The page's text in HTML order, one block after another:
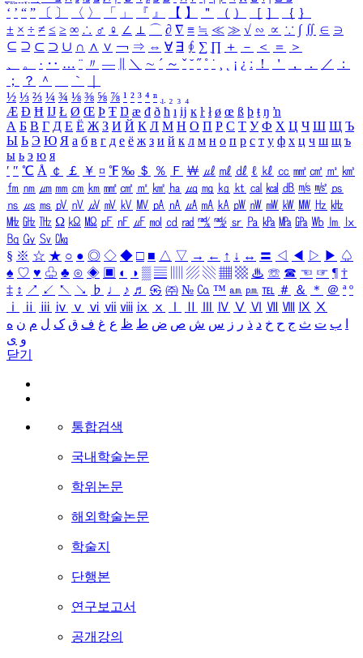
‘ ’ “ ” 〔 〕 〈 〉 「 」 『 』 【 】 ＂ （ ） ［ ］ ｛ ｝
± × ÷ ≠ ≤ ≥ ∞ ∴ ♂ ♀ ∠ ⊥ ⌒ ∂ ∇ ≡ ≒ ≪ ≫ √ ∽ ∝ ∵ ∫ ∬ ∈ ∋
⊆ ⊇ ⊂ ⊃ ∪ ∩ ∧ ∨ ￢ ⇒ ⇔ ∀ ∃ ∮ ∑ ∏ ＋ － ＜ ＝
＞
、
。 · ‥ … ¨ 〃 ― ＼ ∼ ´ ～ ˇ ˘ ˝ ˚ ˙ ¸ ¡ ¿ ː ！ ＇ ， ． ／
：
；
？ ＾ ｀
½ ⅓ ⅔ ¼ ¾ ⅛ ⅜ ⅝ ⅞ ¹ ² ³ ⁴ ⁿ ₁ ₂ ₃ ₄
Æ Ð Ħ Ĳ Ł Ø Œ Þ Ŧ Ŋ æ đ ð ħ ı ĳ ĸ ŀ ł ø œ ß þ ŧ ŋ ŉ
А Б В Г Д Е Ё Ж З И Й К Л М Н О П Р С Т У Ф Х Ц Ч Ш Щ Ъ
Ы Ь Э Ю Я а б в г д е ё ж з и й к л м н о п р с т у ф х ц ч ш щ ъ
ы ь э ю я
′ ″ ℃ Å ￠ ￡ ￥ ¤ ℉ ‰ ＄ ％ Ｆ ￦ ㎕ ㎖ ㎗ ℓ ㎘ ㏄ ㎣ ㎤ ㎥ ㎦
㎙ ㎚ ㎛ ㎜ ㎝ ㎞ ㎟ ㎠ ㎡ ㎢ ㏊ ㎍ ㎎ ㎏ ㏏ ㎈ ㎉ ㏈ ㎧ ㎨ ㎰
㎱ ㎲ ㎳ ㎴ ㎵ ㎶ ㎷ ㎸ ㎹ ㎀ ㎁ ㎂ ㎃ ㎄ ㎺ ㎻ ㎽ ㎾ ㎿ ㎐ ㎑
㎒ ㎓ ㎔ Ω ㏀ ㏁ ㎊ ㎋ ㎌ ㏖ ㏅ ㎭ ㎮ ㎯ ㏛ ㎩ ㎪ ㎫ ㎬ ㏝ ㏐
㏓
㏃ ㏉ ㏜ ㏆
§ ※ ☆ ★ ○ ● ◎ ◇ ◆ □ ■ △ ▽ → ← ↑ ↓ ↔ 〓 ◁ ◀ ▷ ▶ ♤
♠ ♡ ♥ ♧ ♣ ⊙ ◈ ▣ ◐ ◑ ▒ ▤ ▨ ▧ ▦ ▩ ♨ ☏ ☎ ☜ ☞ ¶ †
‡ ↕ ↗ ↙ ↖ ↘ ♭ ♩ ♪ ♬ ㉿ ㈜ № ㏇ ™ ㏂ ㏘ ℡ ＃ ＆ ＊ ＠ ª º
ⅰ
ⅱ ⅲ ⅳ ⅴ ⅵ ⅶ ⅷ ⅸ ⅹ Ⅳ Ⅴ Ⅵ Ⅶ Ⅷ Ⅸ Ⅹ
ب ت ث ج ح خ د ذ ر ز س ش ص ض ط ظ ع غ ف ق ک ل م ن ه
و ی
닫기
통합검색
국내학술논문
학위논문
해외학술논문
학술지
단행본
연구보고서
공개강의